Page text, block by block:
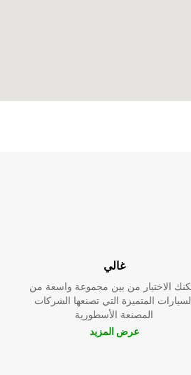
غالي
الاختيار من بين مجموعة واسعة من
المتميزة التي تصنعها الشركات
المصنعة الأسطورية
عرض المزيد